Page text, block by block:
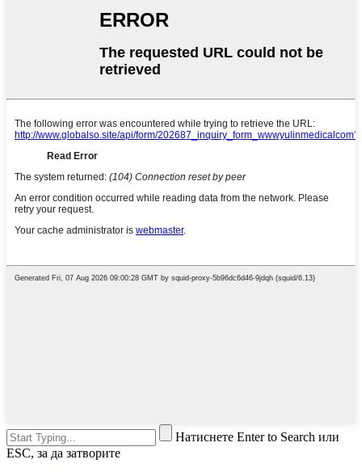
Натиснете Enter to Search или
ESC, за да затворите